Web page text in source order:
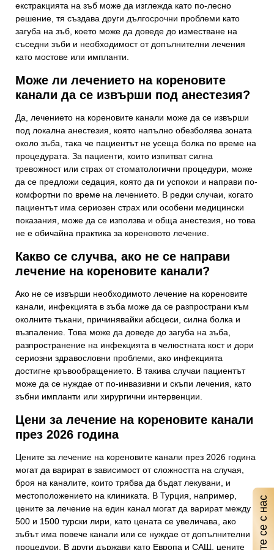
екстракцията на зъб може да изглежда като по-лесно
решение, тя създава други дългосрочни проблеми като
загуба на зъб, което може да доведе до изместване на
съседни зъби и необходимост от допълнителни лечения
като мостове или импланти.
Може ли лечението на кореновите
канали да се извърши под анестезия?
Да, лечението на кореновите канали може да се извърши
под локална анестезия, която напълно обезболява зоната
около зъба, така че пациентът не усеща болка по време на
процедурата. За пациенти, които изпитват силна
тревожност или страх от стоматологични процедури, може
да се предложи седация, която да ги успокои и направи по-
комфортни по време на лечението. В редки случаи, когато
пациентът има сериозен страх или особени медицински
показания, може да се използва и обща анестезия, но това
не е обичайна практика за кореновото лечение.
Какво се случва, ако не се направи
лечение на кореновите канали?
Ако не се извърши необходимото лечение на кореновите
канали, инфекцията в зъба може да се разпространи към
околните тъкани, причинявайки абсцеси, силна болка и
възпаление. Това може да доведе до загуба на зъба,
разпространение на инфекцията в челюстната кост и дори
сериозни здравословни проблеми, ако инфекцията
достигне кръвообращението. В такива случаи пациентът
може да се нуждае от по-инвазивни и скъпи лечения, като
зъбни импланти или хирургични интервенции.
Цени за лечение на кореновите канали
през 2026 година
Цените за лечение на кореновите канали през 2026 година
могат да варират в зависимост от сложността на случая,
броя на каналите, които трябва да бъдат лекувани, и
местоположението на клиниката. В Турция, например,
цените за лечение на един канал могат да варират между
500 и 1500 турски лири, като цената се увеличава, ако
зъбът има повече канали или се нуждае от допълнителни
процедури. В други държави като Европа и САЩ, цените